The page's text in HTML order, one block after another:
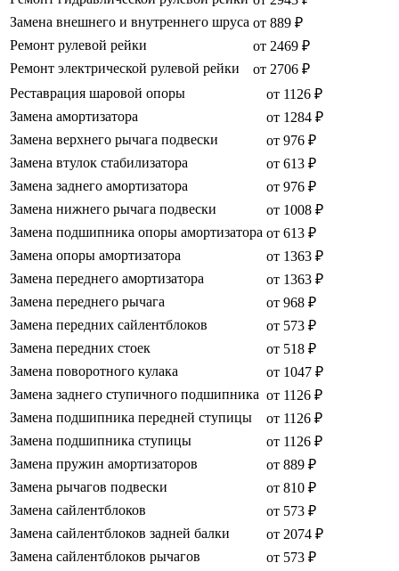
Замена внешнего и внутреннего шруса от 889 ₽
Ремонт рулевой рейки
от 2469 ₽
Ремонт электрической рулевой рейки
от 2706 ₽
Реставрация шаровой опоры
от 1126 ₽
Замена амортизатора
от 1284 ₽
Замена верхнего рычага подвески
от 976 ₽
Замена втулок стабилизатора
от 613 ₽
Замена заднего амортизатора
от 976 ₽
Замена нижнего рычага подвески
от 1008 ₽
Замена подшипника опоры амортизатора от 613 ₽
Замена опоры амортизатора
от 1363 ₽
Замена переднего амортизатора
от 1363 ₽
Замена переднего рычага
от 968 ₽
Замена передних сайлентблоков
от 573 ₽
Замена передних стоек
от 518 ₽
Замена поворотного кулака
от 1047 ₽
Замена заднего ступичного подшипника от 1126 ₽
Замена подшипника передней ступицы
от 1126 ₽
Замена подшипника ступицы
от 1126 ₽
Замена пружин амортизаторов
от 889 ₽
Замена рычагов подвески
от 810 ₽
Замена сайлентблоков
от 573 ₽
Замена сайлентблоков задней балки
от 2074 ₽
Замена сайлентблоков рычагов
от 573 ₽